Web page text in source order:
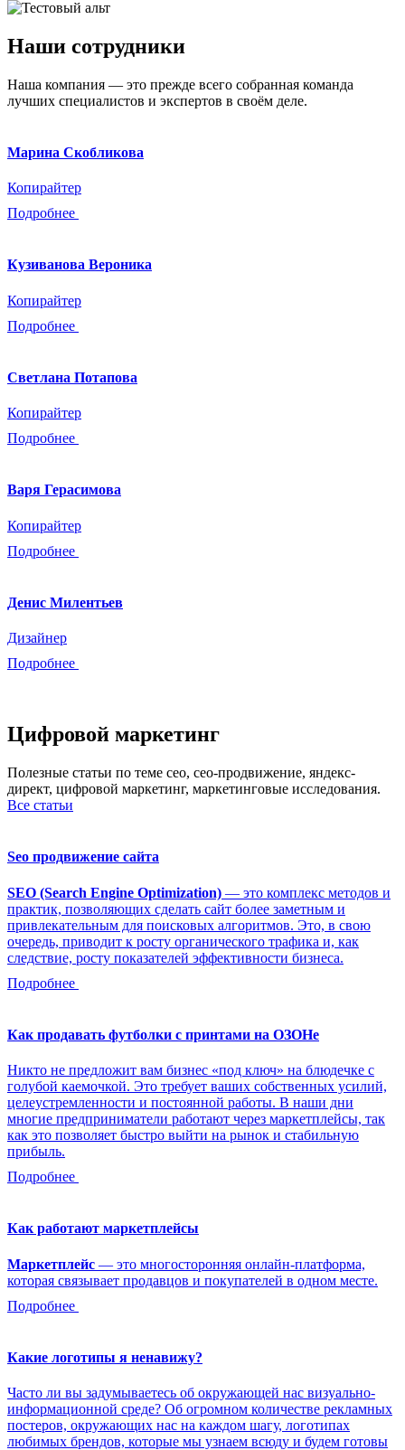
Наши сотрудники
Наша компания — это прежде всего собранная команда
лучших специалистов и экспертов в своём деле.
Марина Скобликова
Копирайтер
Подробнее
Кузиванова Вероника
Копирайтер
Подробнее
Светлана Потапова
Копирайтер
Подробнее
Варя Герасимова
Копирайтер
Подробнее
Денис Милентьев
Дизайнер
Подробнее
Цифровой маркетинг
Полезные статьи по теме сео, сео-продвижение, яндекс-
директ, цифровой маркетинг, маркетинговые исследования.
Все статьи
Seo продвижение сайта
SEO (Search Engine Optimization) — это комплекс методов и
практик, позволяющих сделать сайт более заметным и
привлекательным для поисковых алгоритмов. Это, в свою
очередь, приводит к росту органического трафика и, как
следствие, росту показателей эффективности бизнеса.
Подробнее
Как продавать футболки с принтами на ОЗОНе
Никто не предложит вам бизнес «под ключ» на блюдечке с
голубой каемочкой. Это требует ваших собственных усилий,
целеустремленности и постоянной работы. В наши дни
многие предприниматели работают через маркетплейсы, так
как это позволяет быстро выйти на рынок и стабильную
прибыль.
Подробнее
Как работают маркетплейсы
Маркетплейс — это многосторонняя онлайн-платформа,
которая связывает продавцов и покупателей в одном месте.
Подробнее
Какие логотипы я ненавижу?
Часто ли вы задумываетесь об окружающей нас визуально-
информационной среде? Об огромном количестве рекламных
постеров, окружающих нас на каждом шагу, логотипах
любимых брендов, которые мы узнаем всюду и будем готовы